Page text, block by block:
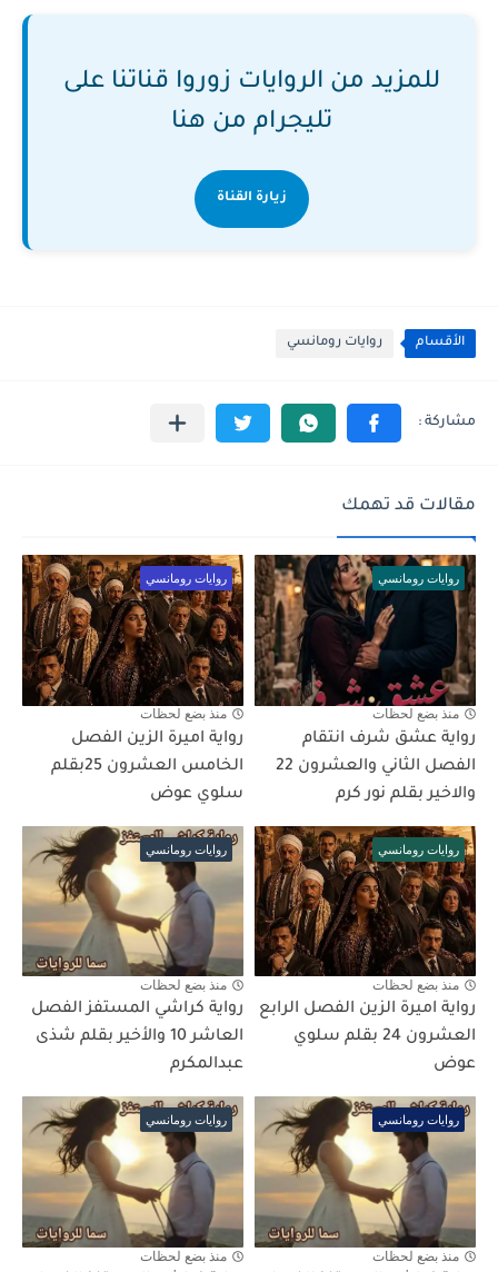
للمزيد من الروايات زوروا قناتنا على
تليجرام من هنا
زيارة القناة
الأقسام روايات رومانسي
مقالات قد تهمك
روايات رومانسي
منذ بضع لحظات
رواية عشق شرف انتقام
الفصل الثاني والعشرون 22
والاخير بقلم نور كرم
روايات رومانسي
منذ بضع لحظات
رواية اميرة الزين الفصل
الخامس العشرون 25بقلم
سلوي عوض
روايات رومانسي
منذ بضع لحظات
رواية اميرة الزين الفصل الرابع
العشرون 24 بقلم سلوي
عوض
روايات رومانسي
منذ بضع لحظات
رواية كراشي المستفز الفصل
العاشر 10 والأخير بقلم شذى
عبدالمكرم
روايات رومانسي
منذ بضع لحظات
روايات رومانسي
منذ بضع لحظات